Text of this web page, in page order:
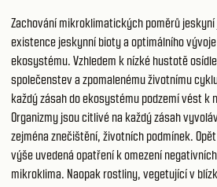
Zachování mikroklimatických poměrů
existence jeskynní bioty a optimálního
ekosystému. Vzhledem k nízké hustotě
společenstev a zpomalenému životnímu
každý zásah do ekosystému podzemí vést k
Organizmy jsou citlivé na každý zásah
zejména znečištění, životních podmínek.
výše uvedená opatření k omezení
mikroklima. Naopak rostliny, vegetující v